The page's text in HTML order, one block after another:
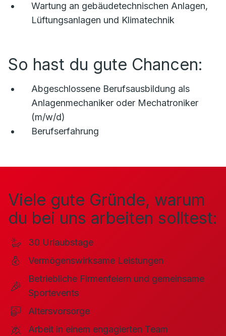
Wartung an gebäudetechnischen Anlagen,
Lüftungsanlagen und Klimatechnik
So hast du gute Chancen:
Abgeschlossene Berufsausbildung als
Anlagenmechaniker oder Mechatroniker
(m/w/d)
Berufserfahrung
Viele gute Gründe, warum
du bei uns arbeiten solltest:
30 Urlaubstage
Vermögenswirksame Leistungen
Betriebliche Firmenfeiern und gemeinsame
Sportevents
Altersvorsorge
Arbeit in einem engagierten Team